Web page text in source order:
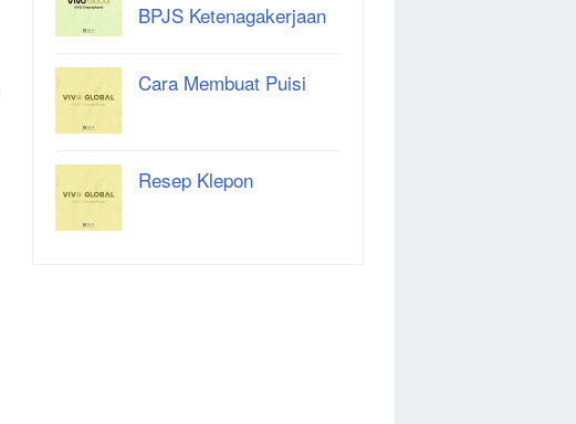
BPJS Ketenagakerjaan
Cara Membuat Puisi
Resep Klepon